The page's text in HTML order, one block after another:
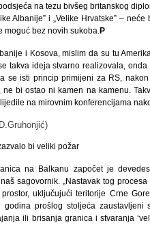
na tezu bivšeg britanskog
Albanije” i „Velike Hrvatske” –
moguć bez novih sukoba.P
i Kosova, mislim da su tu
takva ideja stvarno realizovala,
se isti princip primijeni za RS,
bi ostao ni kamen na kamenu.
na mirovnim konferencijama
bi veliki požar
na Balkanu započet je
sagovornik. „Nastavak tog
uključujući teritorije Crne
godina prošlog stoljeća
ili brisanja granica i stvaranja